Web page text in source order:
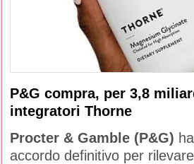
P&G compra, per 3,8
integratori Thorne
Procter & Gamble (P&G)
accordo definitivo per